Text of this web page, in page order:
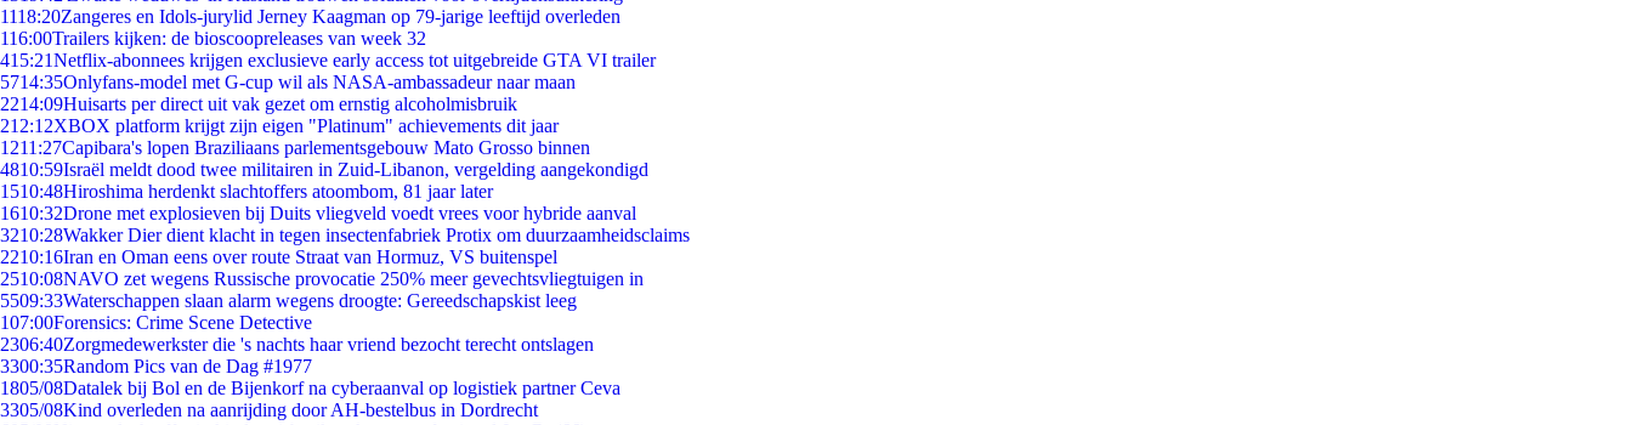
1118:20Zangeres en Idols-jurylid Jerney Kaagman op 79-jarige leeftijd overleden
116:00Trailers kijken: de bioscoopreleases van week 32
415:21Netflix-abonnees krijgen exclusieve early access tot uitgebreide GTA VI trailer
5714:35Onlyfans-model met G-cup wil als NASA-ambassadeur naar maan
2214:09Huisarts per direct uit vak gezet om ernstig alcoholmisbruik
212:12XBOX platform krijgt zijn eigen "Platinum" achievements dit jaar
1211:27Capibara's lopen Braziliaans parlementsgebouw Mato Grosso binnen
4810:59Israël meldt dood twee militairen in Zuid-Libanon, vergelding aangekondigd
1510:48Hiroshima herdenkt slachtoffers atoombom, 81 jaar later
1610:32Drone met explosieven bij Duits vliegveld voedt vrees voor hybride aanval
3210:28Wakker Dier dient klacht in tegen insectenfabriek Protix om duurzaamheidsclaims
2210:16Iran en Oman eens over route Straat van Hormuz, VS buitenspel
2510:08NAVO zet wegens Russische provocatie 250% meer gevechtsvliegtuigen in
5509:33Waterschappen slaan alarm wegens droogte: Gereedschapskist leeg
107:00Forensics: Crime Scene Detective
2306:40Zorgmedewerkster die 's nachts haar vriend bezocht terecht ontslagen
3300:35Random Pics van de Dag #1977
1805/08Datalek bij Bol en de Bijenkorf na cyberaanval op logistiek partner Ceva
3305/08Kind overleden na aanrijding door AH-bestelbus in Dordrecht